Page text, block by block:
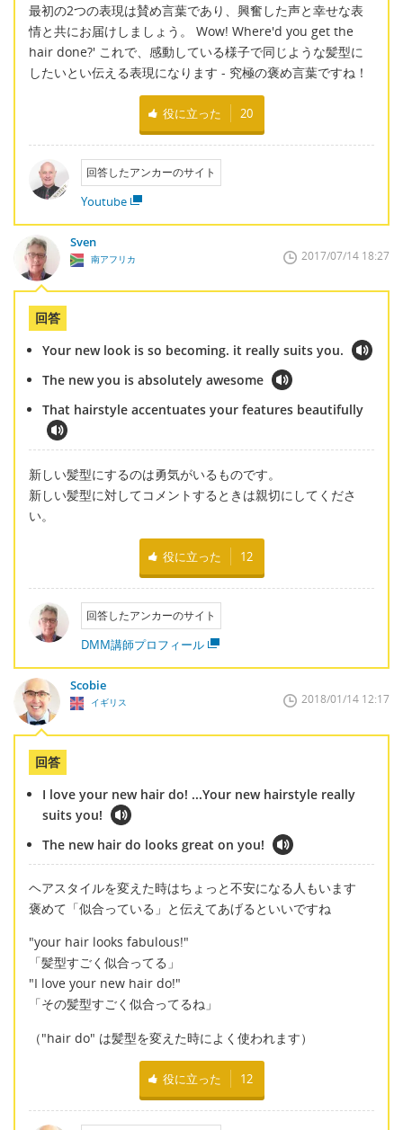
最初の2つの表現は賛め言葉であり、興奮した声と幸せな表
情と共にお届けしましょう。 Wow! Where'd you get the
hair done?' これで、感動している様子で同じような髪型に
したいとい伝える表現になります - 究極の褒め言葉ですね！
役に立った 20
回答したアンカーのサイト
Youtube
Sven
南アフリカ 2017/07/14 18:27
回答
Your new look is so becoming. it really suits you.
The new you is absolutely awesome
That hairstyle accentuates your features beautifully
新しい髪型にするのは勇気がいるものです。
新しい髪型に対してコメントするときは親切にしてくださ
い。
役に立った 12
回答したアンカーのサイト
DMM講師プロフィール
Scobie
イギリス 2018/01/14 12:17
回答
I love your new hair do! ...Your new hairstyle really
suits you!
The new hair do looks great on you!
ヘアスタイルを変えた時はちょっと不安になる人もいます
褒めて「似合っている」と伝えてあげるといいですね
"your hair looks fabulous!"
「髪型すごく似合ってる」
"I love your new hair do!"
「その髪型すごく似合ってるね」
（"hair do" は髪型を変えた時によく使われます）
役に立った 12